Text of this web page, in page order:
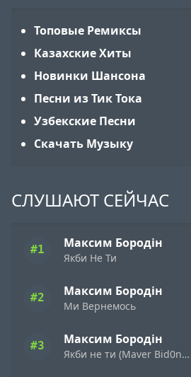
Топовые Ремиксы
Казахские Хиты
Новинки Шансона
Песни из Тик Тока
Узбекские Песни
Скачать Музыку
СЛУШАЮТ СЕЙЧАС
#1 Максим Бородін
Якби Не Ти
#2 Максим Бородін
Ми Вернемось
#3 Максим Бородін
Якби не ти (Maver Bid0nci0n remix)